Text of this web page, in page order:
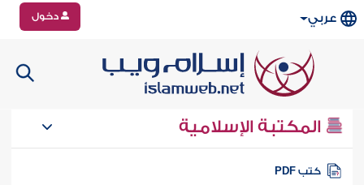
عربي دخول
المكتبة الإسلامية